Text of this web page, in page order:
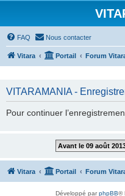
FAQ Nous contacter
Vitara Portail Forum
VITARAMANIA -
Pour continuer
Vitara Portail Forum
Développé parphpBB®